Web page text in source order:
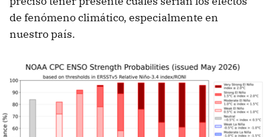
de fenómeno climático, especialmente en
nuestro país.